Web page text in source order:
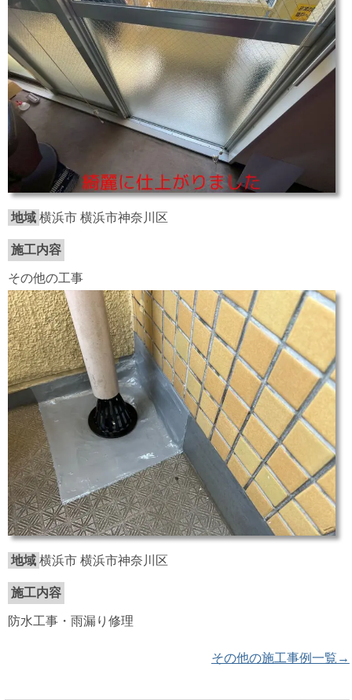
地域 横浜市 横浜市神奈川区
施工内容
その他の工事
地域 横浜市 横浜市神奈川区
施工内容
防水工事・雨漏り修理
その他の施工事例一覧→